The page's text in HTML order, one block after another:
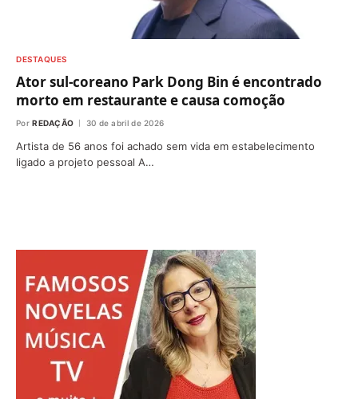
DESTAQUES
Ator sul-coreano Park Dong Bin é encontrado
morto em restaurante e causa comoção
Por REDAÇÃO 30 de abril de 2026
Artista de 56 anos foi achado sem vida em estabelecimento
ligado a projeto pessoal A…